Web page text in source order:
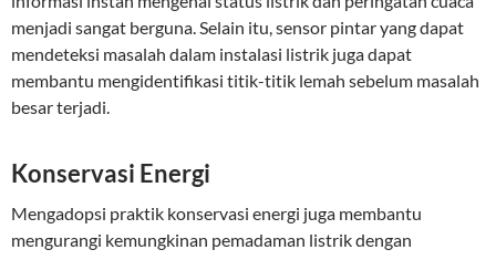
menjadi sangat berguna. Selain itu, sensor pintar yang dapat
mendeteksi masalah dalam instalasi listrik juga dapat
membantu mengidentifikasi titik-titik lemah sebelum masalah
besar terjadi.
Konservasi Energi
Mengadopsi praktik konservasi energi juga membantu
mengurangi kemungkinan pemadaman listrik dengan